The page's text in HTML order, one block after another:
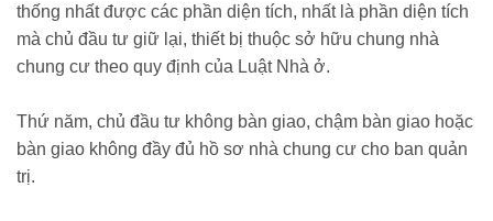
thống nhất được các phần diện tích, nhất là phần diện tích
mà chủ đầu tư giữ lại, thiết bị thuộc sở hữu chung nhà
chung cư theo quy định của Luật Nhà ở.
Thứ năm, chủ đầu tư không bàn giao, chậm bàn giao hoặc
bàn giao không đầy đủ hồ sơ nhà chung cư cho ban quản
trị.